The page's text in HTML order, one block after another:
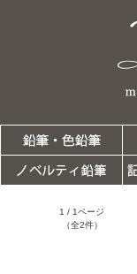
1 / 1ページ
（全2件）